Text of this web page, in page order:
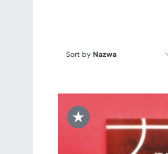
Sort byNazwa
★